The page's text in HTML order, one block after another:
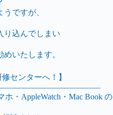
ですが、
り込んでしまい
いたします。
センターへ！】
ホ・AppleWatch・Mac Book の